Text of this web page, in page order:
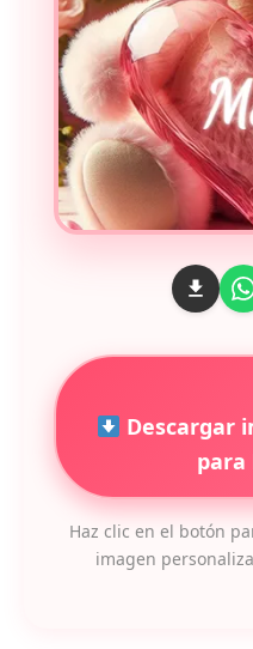
Descargar
para
Haz clic en el botón
imagen